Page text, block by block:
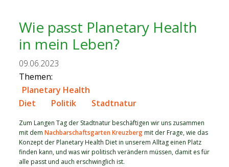
Wie passt Planetary Health
in mein Leben?
09.06.2023
Themen:
Planetary Health
Diet
Politik Stadtnatur
Zum Langen Tag der Stadtnatur beschäftigen wir uns zusammen
mit demNachbarschaftsgarten Kreuzberg mit der Frage, wie das
Konzept der Planetary Health Diet in unserem Alltag einen Platz
finden kann, und was wir politisch verändern müssen, damit es für
alle passt und auch erschwinglich ist.